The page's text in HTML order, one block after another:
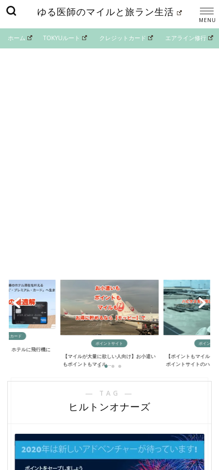
ゆる医師のマイルと旅ラン生活
ホーム TOKYUルート クレジットカード エアライン修行
クスカード
】ホテルに飛行機に
ポイントサイト
【マイルが大量に欲しい人向け】お小遣い
もポイントもマイル...
ポイント
【ポイントもマイルも
ポイントサイトのハ...
― TAG ―
ヒルトンオナーズ